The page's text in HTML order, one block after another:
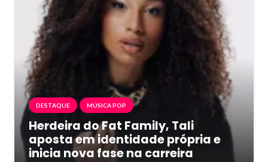
DESTAQUE MÚSICA POP
Herdeira do Fat Family, Tali
aposta em identidade própria e
inicia nova fase na carreira